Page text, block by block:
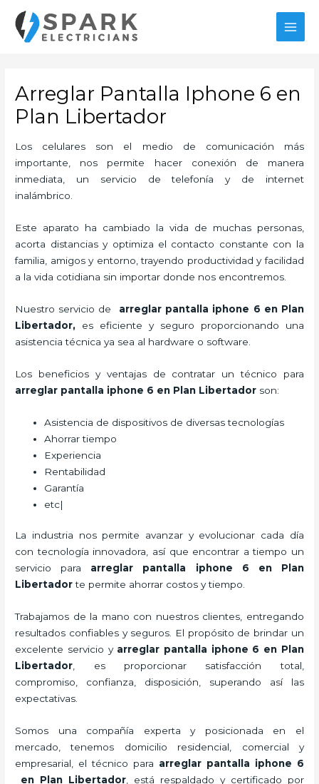
contenido
Arreglar Pantalla Iphone 6 en
Plan Libertador
Los celulares son el medio de comunicación más
importante, nos permite hacer conexión de manera
inmediata, un servicio de telefonía y de internet
inalámbrico.
Este aparato ha cambiado la vida de muchas personas,
acorta distancias y optimiza el contacto constante con la
familia, amigos y entorno, trayendo productividad y facilidad
a la vida cotidiana sin importar donde nos encontremos.
Nuestro servicio de arreglar pantalla iphone 6 en Plan
Libertador, es eficiente y seguro proporcionando una
asistencia técnica ya sea al hardware o software.
Los beneficios y ventajas de contratar un técnico para
arreglar pantalla iphone 6 en Plan Libertador son:
Asistencia de dispositivos de diversas tecnologías
Ahorrar tiempo
Experiencia
Rentabilidad
Garantía
etc|
La industria nos permite avanzar y evolucionar cada día
con tecnología innovadora, así que encontrar a tiempo un
servicio para arreglar pantalla iphone 6 en Plan
Libertadorte permite ahorrar costos y tiempo.
Trabajamos de la mano con nuestros clientes, entregando
resultados confiables y seguros. El propósito de brindar un
excelente servicio y arreglar pantalla iphone 6 en Plan
Libertador , es proporcionar satisfacción total,
compromiso, confianza, disposición, superando así las
expectativas.
Somos una compañía experta y posicionada en el
mercado, tenemos domicilio residencial, comercial y
empresarial, el técnico para arreglar pantalla iphone 6
en Plan Libertador , está respaldado y certificado por